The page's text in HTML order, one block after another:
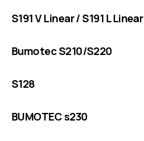
S191 V Linear / S191 L Linear
Bumotec S210/S220
S128
BUMOTEC s230